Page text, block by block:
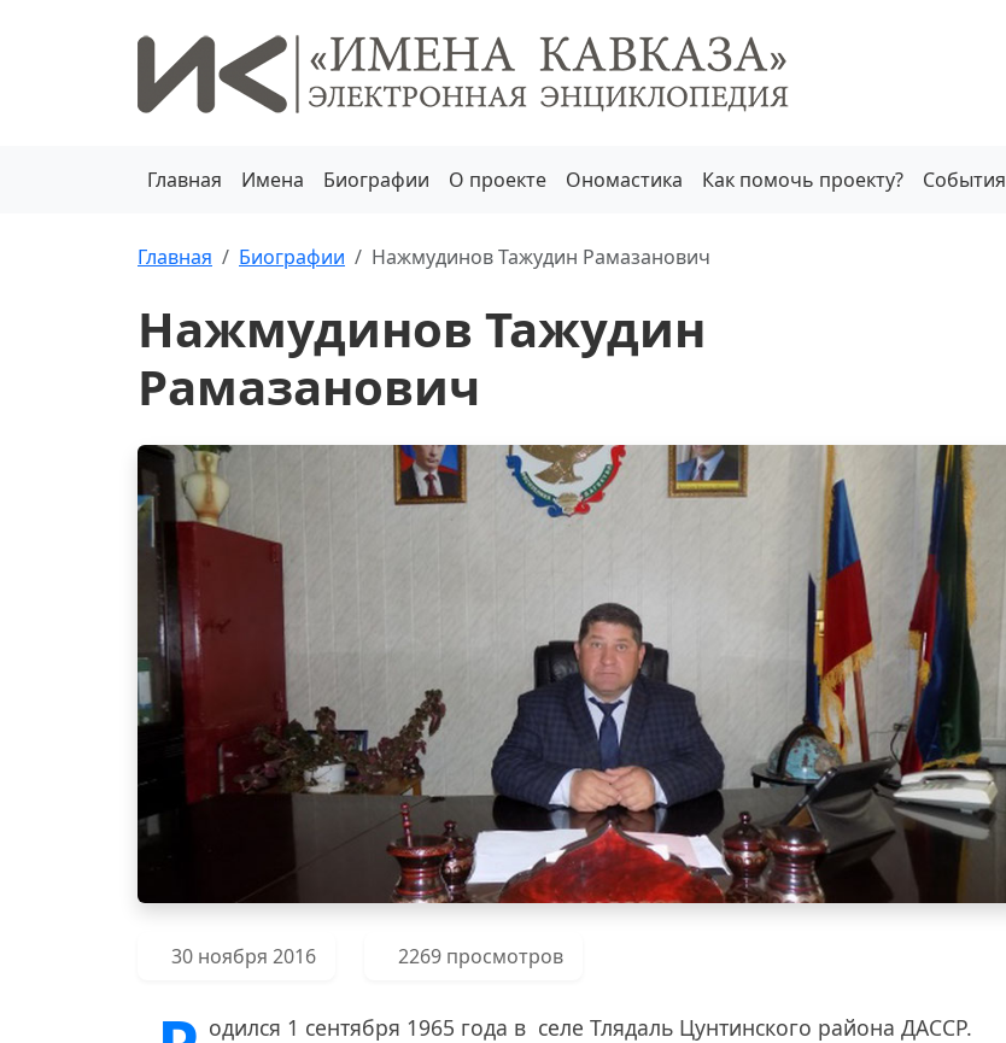
Главная Имена Биографии О проекте Ономастика Как помочь проекту? События
Главная Биографии Нажмудинов Тажудин Рамазанович
Нажмудинов Тажудин
Рамазанович
30 ноября 2016 2269 просмотров
одился 1 сентября 1965 года в селе Тлядаль Цунтинского района ДАССР.